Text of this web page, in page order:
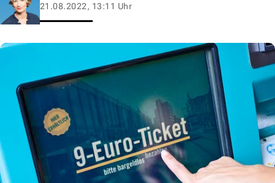
21.08.2022, 13:11 Uhr